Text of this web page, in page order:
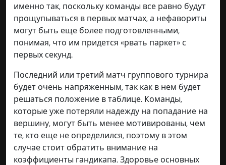
именно так, поскольку команды все равно будут
прощупываться в первых матчах, а нефавориты
могут быть еще более подготовленными,
понимая, что им придется «рвать паркет» с
первых секунд.
Последний или третий матч группового турнира
будет очень напряженным, так как в нем будет
решаться положение в таблице. Команды,
которые уже потеряли надежду на попадание на
вершину, могут быть менее мотивированы, чем
те, кто еще не определился, поэтому в этом
случае стоит обратить внимание на
коэффициенты гандикапа. Здоровье основных